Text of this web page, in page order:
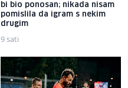
bi bio ponosan; nikada nisam
pomislila da igram s nekim
drugim
9 sati